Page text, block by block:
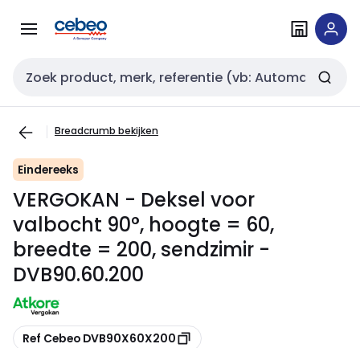
naar
naar
Zoekveld invoer
Breadcrumb bekijken
Eindereeks
VERGOKAN - Deksel voor
valbocht 90°, hoogte = 60,
breedte = 200, sendzimir -
DVB90.60.200
Kopiëren
Ref Cebeo DVB90X60X200